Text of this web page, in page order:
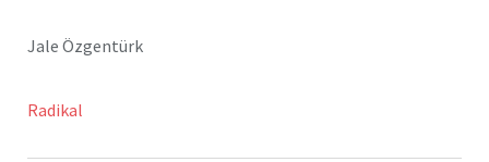
Jale Özgentürk
Radikal